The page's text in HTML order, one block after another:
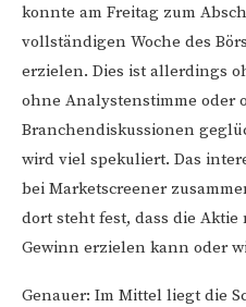
konnte am Freitag zum
vollständigen Woche des
erzielen. Dies ist allerdings
ohne Analystenstimme oder
Branchendiskussionen
wird viel spekuliert. Das
bei Marketscreener
dort steht fest, dass die
Gewinn erzielen kann oder
Genauer: Im Mittel liegt die